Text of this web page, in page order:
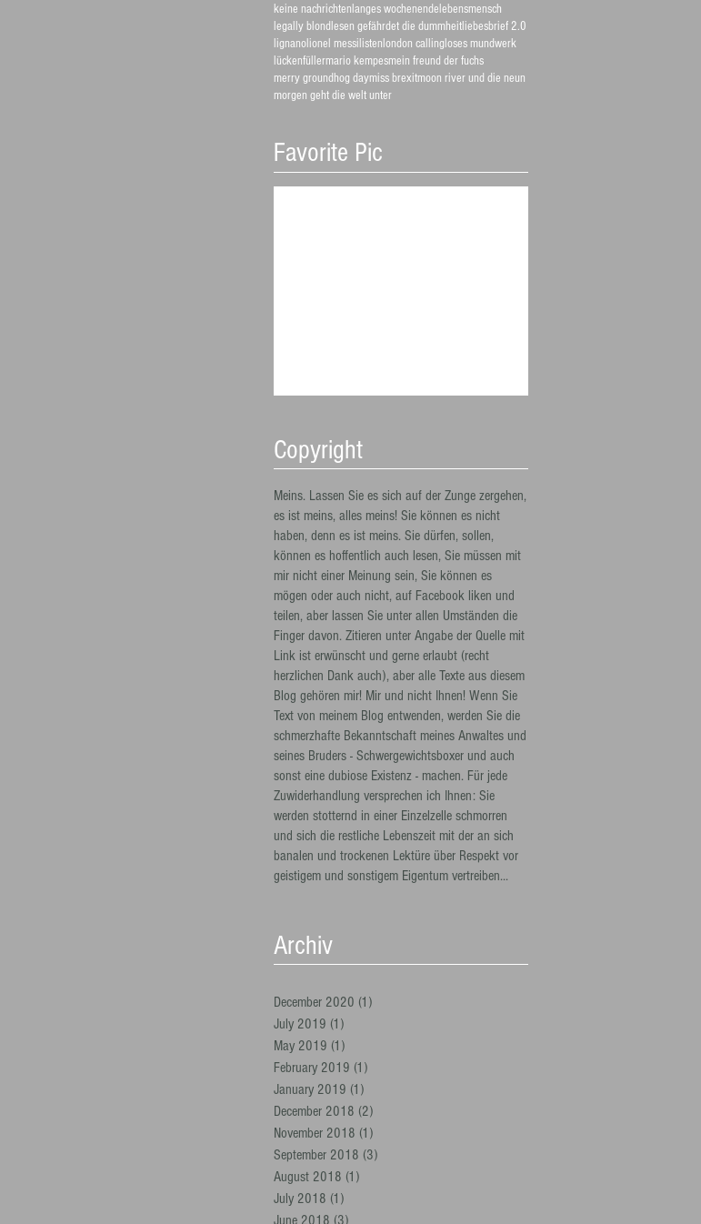
keine nachrichtenlanges wochenendelebensmensch
legally blondlesen gefährdet die dummheitliebesbrief 2.0
lignanolionel messilistenlondon callingloses mundwerk
lückenfüllermario kempesmein freund der fuchs
merry groundhog daymiss brexitmoon river und die neun
morgen geht die welt unter
Favorite Pic
Copyright
Meins. Lassen Sie es sich auf der Zunge zergehen,
es ist meins, alles meins! Sie können es nicht
haben, denn es ist meins. Sie dürfen, sollen,
können es hoffentlich auch lesen, Sie müssen mit
mir nicht einer Meinung sein, Sie können es
mögen oder auch nicht, auf Facebook liken und
teilen, aber lassen Sie unter allen Umständen die
Finger davon. Zitieren unter Angabe der Quelle mit
Link ist erwünscht und gerne erlaubt (recht
herzlichen Dank auch), aber alle Texte aus diesem
Blog gehören mir! Mir und nicht Ihnen! Wenn Sie
Text von meinem Blog entwenden, werden Sie die
schmerzhafte Bekanntschaft meines Anwaltes und
seines Bruders - Schwergewichtsboxer und auch
sonst eine dubiose Existenz - machen. Für jede
Zuwiderhandlung versprechen ich Ihnen: Sie
werden stotternd in einer Einzelzelle schmorren
und sich die restliche Lebenszeit mit der an sich
banalen und trockenen Lektüre über Respekt vor
geistigem und sonstigem Eigentum vertreiben...
Archiv
December 2020 (1)
July 2019 (1)
May 2019 (1)
February 2019 (1)
January 2019 (1)
December 2018 (2)
November 2018 (1)
September 2018 (3)
August 2018 (1)
July 2018 (1)
June 2018 (3)